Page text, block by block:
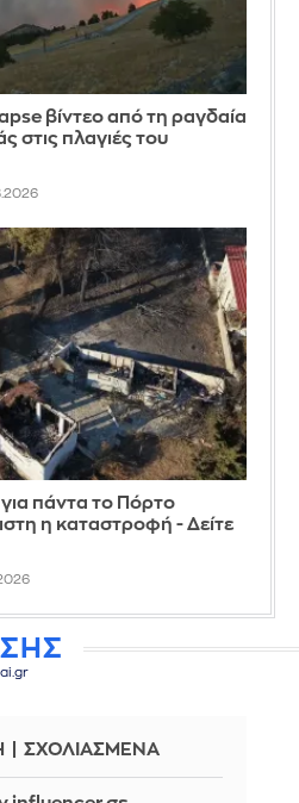
βίντεο από τη ραγδαία
στις πλαγιές του
πάντα το Πόρτο
η καταστροφή - Δείτε
ΣΧΟΛΙΑΣΜΕΝΑ